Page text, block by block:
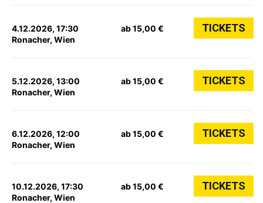
4.12.2026, 17:30
Ronacher, Wien
ab 15,00 € TICKETS
5.12.2026, 13:00
Ronacher, Wien
ab 15,00 € TICKETS
6.12.2026, 12:00
Ronacher, Wien
ab 15,00 € TICKETS
10.12.2026, 17:30
Ronacher, Wien
ab 15,00 € TICKETS